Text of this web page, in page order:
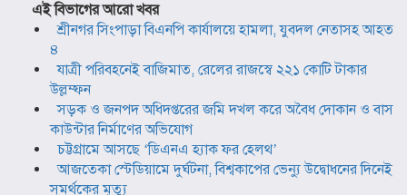
এই বিভাগের আরো খবর
শ্রীনগর সিংপাড়া বিএনপি কার্যালয়ে হামলা, যুবদল নেতাসহ আহত
৪
যাত্রী পরিবহনেই বাজিমাত, রেলের রাজস্বে ২২১ কোটি টাকার
উল্লম্ফন
সড়ক ও জনপদ অধিদপ্তরের জমি দখল করে অবৈধ দোকান ও বাস
কাউন্টার নির্মাণের অভিযোগ
চট্টগ্রামে আসছে ‘ডিএনএ হ্যাক ফর হেলথ’
আজতেকা স্টেডিয়ামে দুর্ঘটনা, বিশ্বকাপের ভেন্যু উদ্বোধনের দিনেই
সমর্থকের মৃত্যু